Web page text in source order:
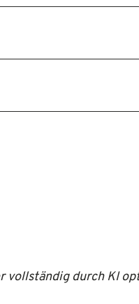
vollständig durch KI